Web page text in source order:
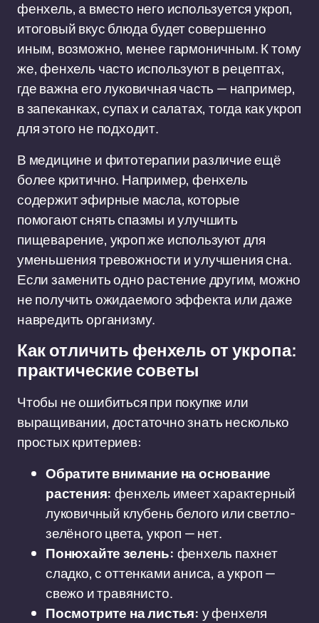
фенхель, а вместо него используется укроп,
итоговый вкус блюда будет совершенно
иным, возможно, менее гармоничным. К тому
же, фенхель часто используют в рецептах,
где важна его луковичная часть — например,
в запеканках, супах и салатах, тогда как укроп
для этого не подходит.
В медицине и фитотерапии различие ещё
более критично. Например, фенхель
содержит эфирные масла, которые
помогают снять спазмы и улучшить
пищеварение, укроп же используют для
уменьшения тревожности и улучшения сна.
Если заменить одно растение другим, можно
не получить ожидаемого эффекта или даже
навредить организму.
Как отличить фенхель от укропа:
практические советы
Чтобы не ошибиться при покупке или
выращивании, достаточно знать несколько
простых критериев:
Обратите внимание на основание
растения: фенхель имеет характерный
луковичный клубень белого или светло-
зелёного цвета, укроп — нет.
Понюхайте зелень: фенхель пахнет
сладко, с оттенками аниса, а укроп —
свежо и травянисто.
Посмотрите на листья: у фенхеля